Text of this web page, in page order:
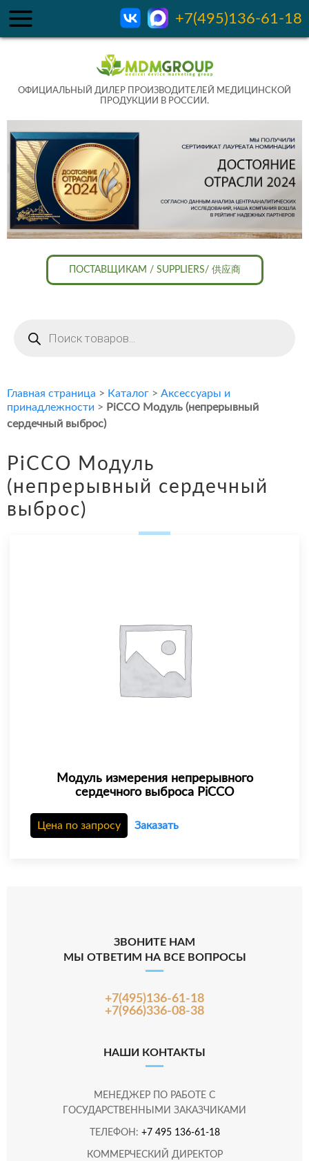
+7(495)136-61-18
ОФИЦИАЛЬНЫЙ ДИЛЕР ПРОИЗВОДИТЕЛЕЙ МЕДИЦИНСКОЙ
ПРОДУКЦИИ В РОССИИ.
ПОСТАВЩИКАМ / SUPPLIERS/ 供应商
товаров
Главная страница > Каталог > Аксессуары и
принадлежности > PiCCO Модуль (непрерывный
сердечный выброс)
PiCCO Модуль
(непрерывный сердечный
выброс)
Модуль измерения непрерывного
сердечного выброса PiCCO
Цена по запросу Заказать
ЗВОНИТЕ НАМ
МЫ ОТВЕТИМ НА ВСЕ ВОПРОСЫ
+7(495)136-61-18
+7(966)336-08-38
НАШИ КОНТАКТЫ
МЕНЕДЖЕР ПО РАБОТЕ С
ГОСУДАРСТВЕННЫМИ ЗАКАЗЧИКАМИ
ТЕЛЕФОН: +7 495 136-61-18
КОММЕРЧЕСКИЙ ДИРЕКТОР